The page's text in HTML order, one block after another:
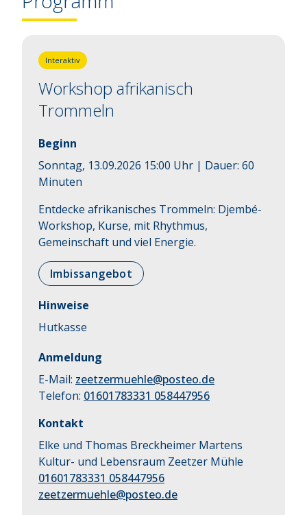
Interaktiv
Workshop afrikanisch
Trommeln
Beginn
Sonntag, 13.09.2026 15:00 Uhr | Dauer: 60
Minuten
Entdecke afrikanisches Trommeln: Djembé-
Workshop, Kurse, mit Rhythmus,
Gemeinschaft und viel Energie.
Imbissangebot
Hinweise
Hutkasse
Anmeldung
E-Mail: zeetzermuehle@posteo.de
Telefon: 01601783331 058447956
Kontakt
Elke und Thomas Breckheimer Martens
Kultur- und Lebensraum Zeetzer Mühle
01601783331 058447956
zeetzermuehle@posteo.de